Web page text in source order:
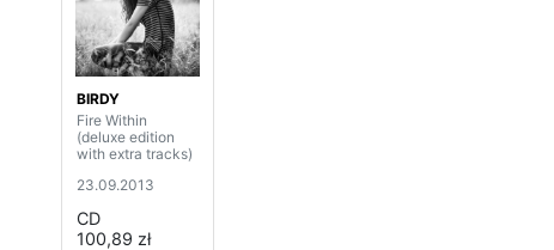
BIRDY
Fire Within
(deluxe edition
with extra tracks)
23.09.2013
CD
100,89 zł